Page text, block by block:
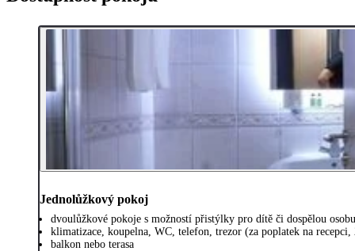
Jednolůžkový pokoj
dvoulůžkové pokoje s možností přistýlky pro dítě či dospělou osobu
klimatizace, koupelna, WC, telefon, trezor (za poplatek na
balkon nebo terasa